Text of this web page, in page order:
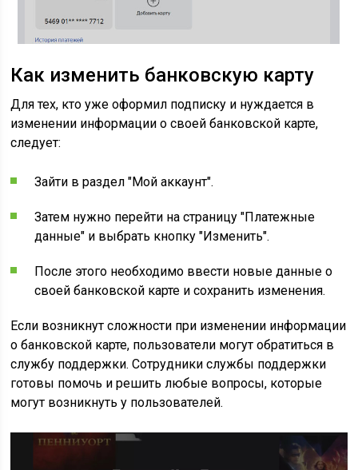
Как изменить банковскую карту
Для тех, кто уже оформил подписку и нуждается в
изменении информации о своей банковской карте,
следует:
Зайти в раздел "Мой аккаунт".
Затем нужно перейти на страницу "Платежные
данные" и выбрать кнопку "Изменить".
После этого необходимо ввести новые данные о
своей банковской карте и сохранить изменения.
Если возникнут сложности при изменении информации
о банковской карте, пользователи могут обратиться в
службу поддержки. Сотрудники службы поддержки
готовы помочь и решить любые вопросы, которые
могут возникнуть у пользователей.